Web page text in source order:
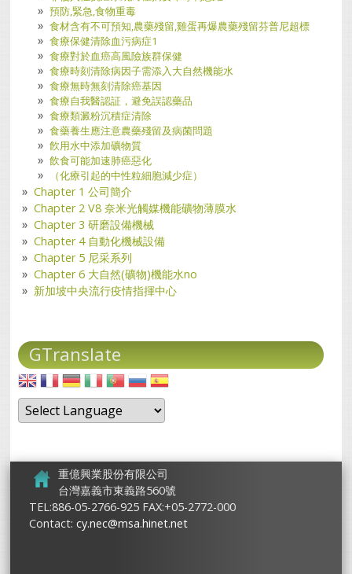
預防,緊急,食物重毒
食材含有不可預知,農藥殘留,雞蛋再爆農藥殘留芬普尼超標
食療保健清除血污病症1
食療對於血癌高風險族群保健
食療時刻清除病因子需添入大自然機能水
食療無時無刻清除癌基因
食療自我醫認証，避免誤認藥品
食療類澱粉沉積症清除
食藥養生應注意農藥殘留及病菌問題
飮用水中添加礦物質
飲食可能加速肺癌惡化
（化療引起的中性粒細胞減少症）
Chapter 1 公司簡介
Chapter 2 V8 奈米光觸媒機能礦物薄膜水
Chapter 3 研磨設備機械
Chapter 4 自動化機械設備
Chapter 5 尼采系列
Chapter 6 大自然(礦物)機能水no
新加坡中央流行疫情指揮中心
GTranslate
重億興業股份有限公司
台灣嘉義市東義路560號
TEL:886-05-2766-925 FAX:+05-2772-000
Contact:cy.nec@msa.hinet.net